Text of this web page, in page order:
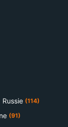
Russie (114)
(91)